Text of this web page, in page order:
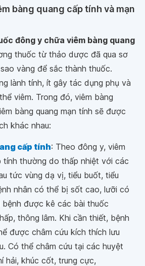
bàng quang cấp tính và mạn
đông y chữa viêm bàng quang
thuốc từ thảo dược đã qua sơ
vàng để sắc thành thuốc.
lành tính, ít gây tác dụng phụ và
viêm. Trong đó, viêm bàng
bàng quang mạn tính sẽ được
khác nhau:
cấp tính: Theo đông y, viêm
tính thường do thấp nhiệt với các
tức vùng dạ vị, tiểu buốt, tiểu
nhân có thể bị sốt cao, lưỡi có
bệnh được kê các bài thuốc
thông lâm. Khi cần thiết, bệnh
được châm cứu kích thích lưu
Có thể châm cứu tại các huyệt
hải, khúc cốt, trung cực,